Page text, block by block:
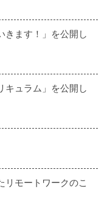
きます！」を公開し
キュラム」を公開し
リモートワークのこ